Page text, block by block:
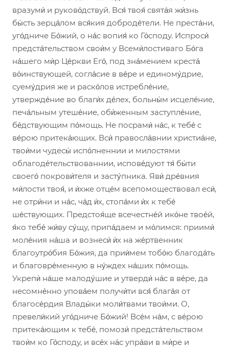
вразуми́ и руково́дствуй. Вся́ твоя́ свята́я жи́знь
бы́сть зерца́лом вся́кия доброде́тели. Не преста́ни,
уго́дниче Бо́жий, о на́с вопия́ ко Го́споду. Испроси́
предста́тельством свои́м у Всеми́лостиваго Бо́га
на́шего ми́р Це́ркви Его́, под зна́мением креста́
во́инствующей, согла́сие в ве́ре и единому́дрие,
суему́дрия же и раско́лов истребле́ние,
утвержде́ние во благи́х де́лех, больны́м исцеле́ние,
печа́льным утеше́ние, оби́женным заступле́ние,
бе́дствующим по́мощь. Не посрами́ на́с, к тебе́ с
ве́рою притека́ющих. Вси́ правосла́внии христиа́не,
твои́ми чудесы́ испо́лненнии и милостями
облагоде́тельствованнии, испове́дуют тя́ бы́ти
своего́ покрови́теля и засту́пника. Яви́ дре́вния
ми́лости твоя́, и и́хже отце́м всепомоществовал еси́,
не отри́ни и на́с, ча́д и́х, стопа́ми и́х к тебе́
ше́ствующих. Предстоя́ще всечестне́й ико́не твое́й,
я́ко тебе́ жи́ву су́щу, припа́даем и мо́лимся: приими́
моле́ния на́ша и вознеси́ и́х на же́ртвенник
благоутро́бия Бо́жия, да прии́мем тобо́ю благода́ть
и благовре́менную в ну́ждех на́ших по́мощь.
Укрепи́ на́ше малоду́шие и утверди́ на́с в ве́ре, да
несомне́нно упова́ем получи́ти вся́ блага́я от
благосе́рдия Влады́ки моли́твами твои́ми. О,
превели́кий уго́дниче Бо́жий! Все́м на́м, с ве́рою
притека́ющим к тебе́, помози́ предста́тельством
твои́м ко Го́споду, и все́х на́с упра́ви в ми́ре и